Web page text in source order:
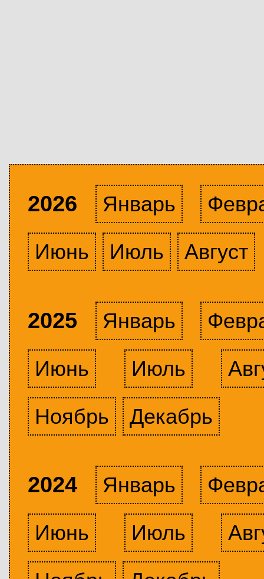
2026 Январь
Июнь
Июль Август
2025 Январь
Июнь
Июль
Ноябрь
Декабрь
2024 Январь
Июнь
Июль